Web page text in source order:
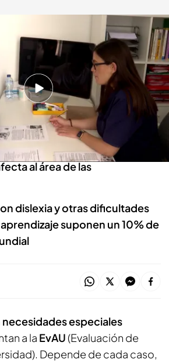
los alumnos con necesidades especiales
Cuatro Europa Press
la igualdad de
las mismas oportunidades
discalculia: “Es lo mismo que la
al área de las
dislexia y otras dificultades
suponen un 10% de
especiales
a la EvAU(Evaluación de
Depende de cada caso,